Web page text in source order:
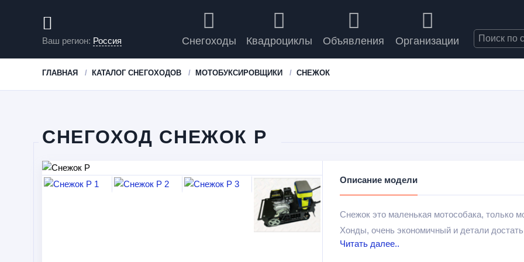
Ваш регион: Россия Снегоходы Квадроциклы Объявления Организации
ГЛАВНАЯ КАТАЛОГ СНЕГОХОДОВ МОТОБУКСИРОВЩИКИ СНЕЖОК
СНЕГОХОД СНЕЖОК Р
Описание модели
Снежок это маленькая мотособака, только
Хонды, очень экономичный и детали
за 10 и так же собрать. Очень прост в
Читать далее..